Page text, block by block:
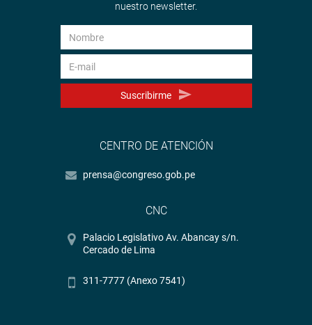
nuestro newsletter.
Suscribirme
CENTRO DE ATENCIÓN
prensa@congreso.gob.pe
CNC
Palacio Legislativo Av. Abancay s/n.
Cercado de Lima
311-7777 (Anexo 7541)